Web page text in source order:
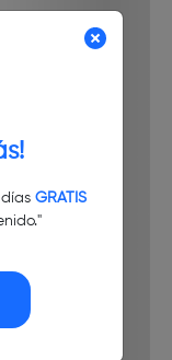
GRATIS